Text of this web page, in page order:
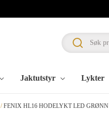
Jaktutstyr Lykter
/FENIX HL16 HODELYKT LED GRØNN